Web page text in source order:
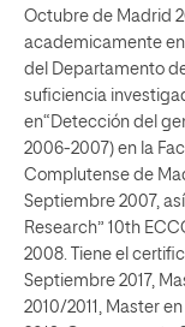
Octubre de Madrid
academicamente
del Departamento
suficiencia
en“Detección del
2006-2007) en la
Complutense de
Septiembre 2007,
Research” 10th
2008. Tiene el
Septiembre 2017,
2010/2011, Master